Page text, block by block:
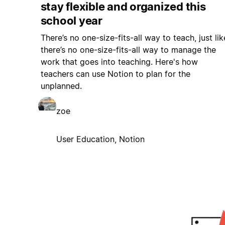
stay flexible and organized this
school year
There’s no one-size-fits-all way to teach, just
there’s no one-size-fits-all way to manage the
work that goes into teaching. Here's how
teachers can use Notion to plan for the
unplanned.
zoe
User Education, Notion